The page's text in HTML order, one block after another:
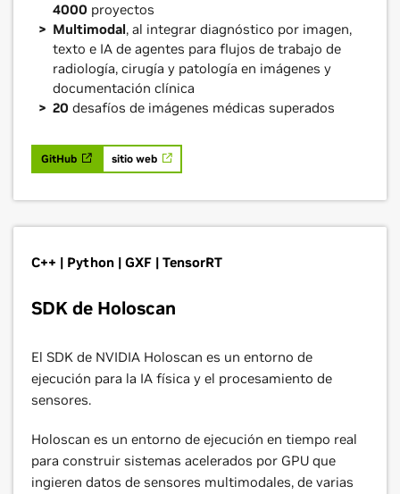
4000 proyectos
Multimodal, al integrar diagnóstico por imagen,
texto e IA de agentes para flujos de trabajo de
radiología, cirugía y patología en imágenes y
documentación clínica
20 desafíos de imágenes médicas superados
GitHub sitio web
C++ | Python | GXF | TensorRT
SDK de Holoscan
El SDK de NVIDIA Holoscan es un entorno de
ejecución para la IA física y el procesamiento de
sensores.
Holoscan es un entorno de ejecución en tiempo real
para construir sistemas acelerados por GPU que
ingieren datos de sensores multimodales, de varias